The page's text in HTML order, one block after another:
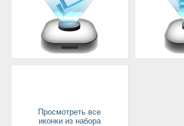
Просмотреть все
иконки из набора